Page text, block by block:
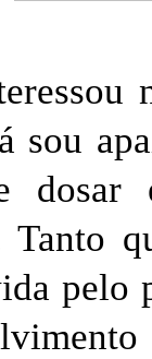
sou
dosar
pelo